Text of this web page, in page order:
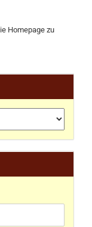
Homepage zu